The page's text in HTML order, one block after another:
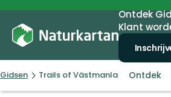
Ontdek
Klant
Gidsen Trails of Västmanland Ontdek